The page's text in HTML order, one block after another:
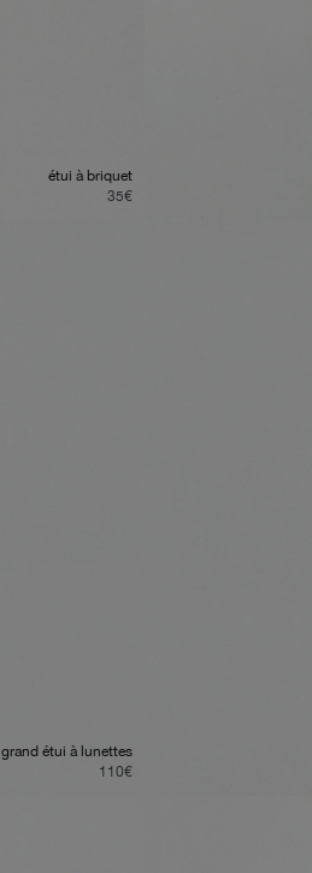
étui à briquet
35€
grand étui à lunettes
110€